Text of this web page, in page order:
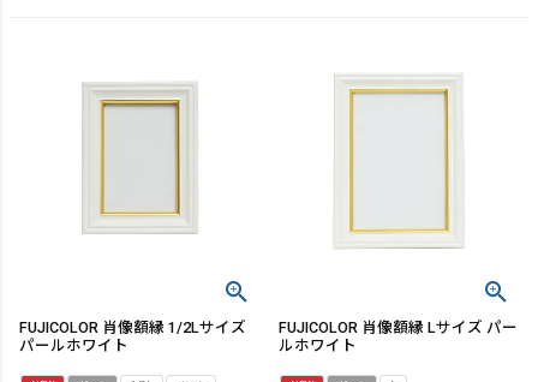
FUJICOLOR 肖像額縁 1/2Lサイズ
パールホワイト
FUJICOLOR 肖像額縁 Lサイズ パー
ルホワイト